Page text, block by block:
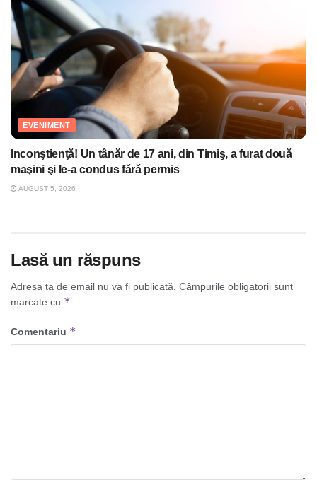
EVENIMENT
Inconştienţă! Un tânăr de 17 ani, din Timiş, a furat două
maşini şi le-a condus fără permis
AUGUST 5, 2026
Lasă un răspuns
Adresa ta de email nu va fi publicată. Câmpurile obligatorii sunt
marcate cu *
Comentariu *